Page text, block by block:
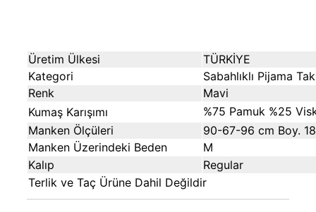
Üretim Ülkesi
TÜRKİYE
Kategori
Sabahlıklı Pijama
Renk
Mavi
Kumaş Karışımı
%75 Pamuk %25
Manken Ölçüleri
90-67-96 cm Boy.
Manken Üzerindeki Beden
M
Kalıp
Regular
Terlik ve Taç Ürüne Dahil Değildir